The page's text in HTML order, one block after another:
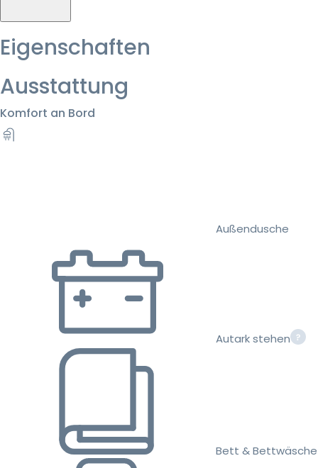
Eigenschaften
Ausstattung
Komfort an Bord
Außendusche
Autark stehen
Bett & Bettwäsche